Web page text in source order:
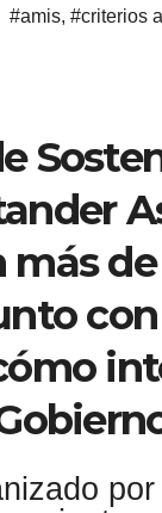
#amis, #criterios